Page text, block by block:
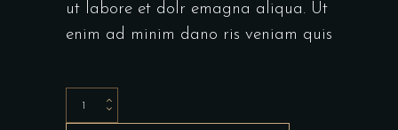
ut labore et dolr emagna aliqua. Ut
enim ad minim dano ris veniam quis